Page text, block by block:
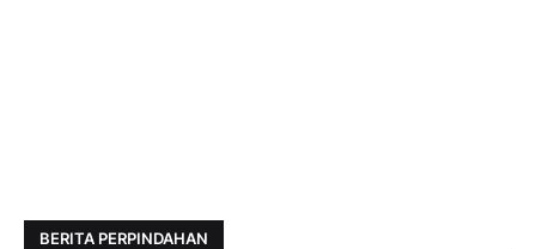
BERITA PERPINDAHAN